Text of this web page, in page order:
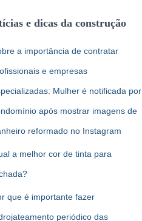
e dicas da construção
a importância de contratar
e empresas
Mulher é notificada por
após mostrar imagens de
reformado no Instagram
a melhor cor de tinta para
que é importante fazer
periódico das